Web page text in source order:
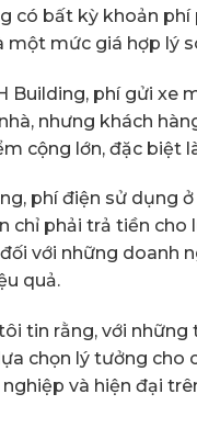
có bất kỳ khoản phí
một mức giá hợp lý
Building, phí gửi xe
nhưng khách
cộng lớn, đặc biệt
phí điện sử dụng
chỉ phải trả tiền
với những doanh
quả.
tin rằng, với những
chọn lý tưởng cho
và hiện đại